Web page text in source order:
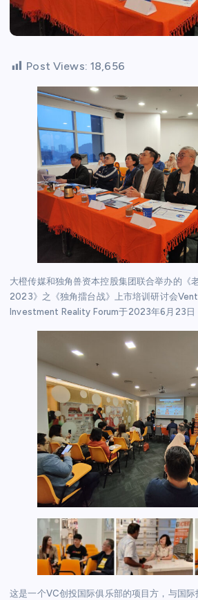
Post Views: 18,656
大橙传媒和独角兽资本控股集团联合举办的《
2023》之《独角擂台战》上市培训研讨会
Investment Reality Forum于2023年6月23日
这是一个VC创投国际俱乐部的项目方，与国际